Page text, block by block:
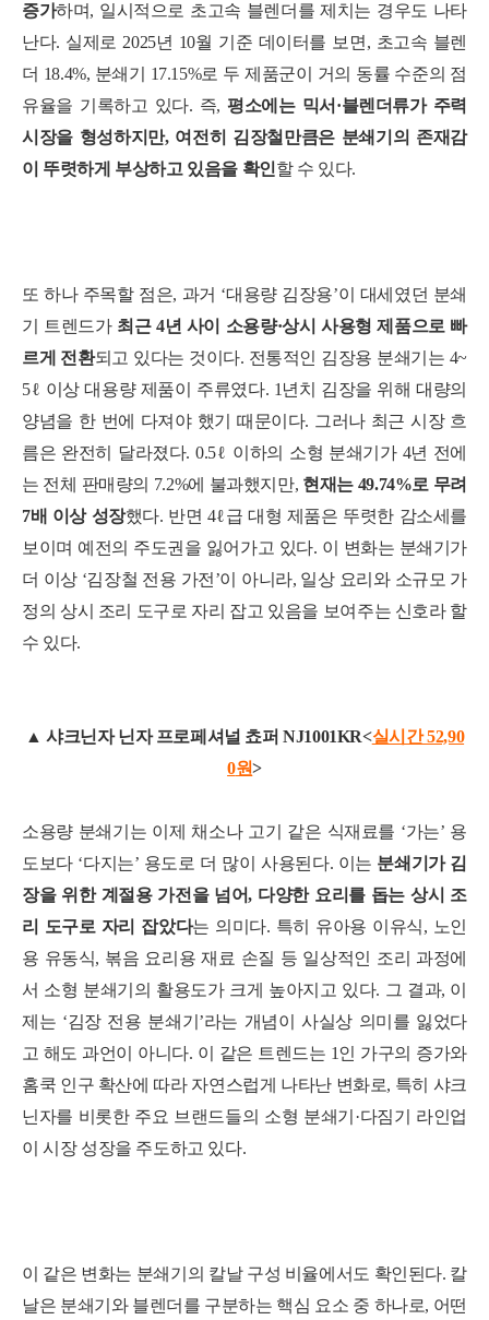
증가하며, 일시적으로 초고속 블렌더를 제치는 경우도 나타
난다. 실제로 2025년 10월 기준 데이터를 보면, 초고속 블렌
더 18.4%, 분쇄기 17.15%로 두 제품군이 거의 동률 수준의 점
유율을 기록하고 있다. 즉,평소에는 믹서·블렌더류가 주력
시장을 형성하지만, 여전히 김장철만큼은 분쇄기의 존재감
이 뚜렷하게 부상하고 있음을 확인할 수 있다.
또 하나 주목할 점은, 과거 ‘대용량 김장용’이 대세였던 분쇄
기 트렌드가 최근 4년 사이 소용량·상시 사용형 제품으로 빠
르게 전환되고 있다는 것이다. 전통적인 김장용 분쇄기는 4~
5ℓ 이상 대용량 제품이 주류였다. 1년치 김장을 위해 대량의
양념을 한 번에 다져야 했기 때문이다. 그러나 최근 시장 흐
름은 완전히 달라졌다. 0.5ℓ 이하의 소형 분쇄기가 4년 전에
는 전체 판매량의 7.2%에 불과했지만, 현재는 49.74%로 무려
7배 이상 성장했다. 반면 4ℓ급 대형 제품은 뚜렷한 감소세를
보이며 예전의 주도권을 잃어가고 있다. 이 변화는 분쇄기가
더 이상 ‘김장철 전용 가전’이 아니라, 일상 요리와 소규모 가
정의 상시 조리 도구로 자리 잡고 있음을 보여주는 신호라 할
수 있다.
▲ 샤크닌자 닌자 프로페셔널 쵸퍼 NJ1001KR<실시간 52,90
0원>
소용량 분쇄기는 이제 채소나 고기 같은 식재료를 ‘가는’ 용
도보다 ‘다지는’ 용도로 더 많이 사용된다. 이는 분쇄기가 김
장을 위한 계절용 가전을 넘어, 다양한 요리를 돕는 상시 조
리 도구로 자리 잡았다는 의미다. 특히 유아용 이유식, 노인
용 유동식, 볶음 요리용 재료 손질 등 일상적인 조리 과정에
서 소형 분쇄기의 활용도가 크게 높아지고 있다. 그 결과, 이
제는 ‘김장 전용 분쇄기’라는 개념이 사실상 의미를 잃었다
고 해도 과언이 아니다. 이 같은 트렌드는 1인 가구의 증가와
홈쿡 인구 확산에 따라 자연스럽게 나타난 변화로, 특히 샤크
닌자를 비롯한 주요 브랜드들의 소형 분쇄기·다짐기 라인업
이 시장 성장을 주도하고 있다.
이 같은 변화는 분쇄기의 칼날 구성 비율에서도 확인된다. 칼
날은 분쇄기와 블렌더를 구분하는 핵심 요소 중 하나로, 어떤